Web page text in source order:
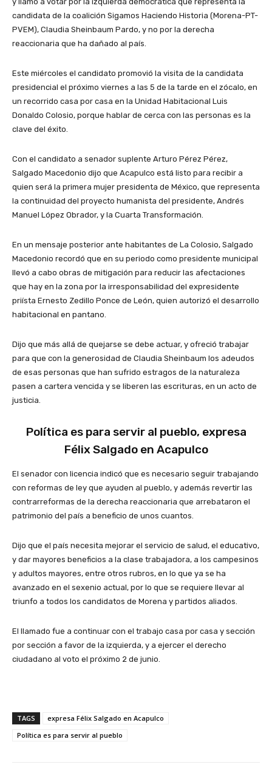
candidata de la coalición Sigamos Haciendo Historia (Morena-PT-
PVEM), Claudia Sheinbaum Pardo, y no por la derecha
reaccionaria que ha dañado al país.
Este miércoles el candidato promovió la visita de la candidata
presidencial el próximo viernes a las 5 de la tarde en el zócalo, en
un recorrido casa por casa en la Unidad Habitacional Luis
Donaldo Colosio, porque hablar de cerca con las personas es la
clave del éxito.
Con el candidato a senador suplente Arturo Pérez Pérez,
Salgado Macedonio dijo que Acapulco está listo para recibir a
quien será la primera mujer presidenta de México, que representa
la continuidad del proyecto humanista del presidente, Andrés
Manuel López Obrador, y la Cuarta Transformación.
En un mensaje posterior ante habitantes de La Colosio, Salgado
Macedonio recordó que en su periodo como presidente municipal
llevó a cabo obras de mitigación para reducir las afectaciones
que hay en la zona por la irresponsabilidad del expresidente
priísta Ernesto Zedillo Ponce de León, quien autorizó el desarrollo
habitacional en pantano.
Dijo que más allá de quejarse se debe actuar, y ofreció trabajar
para que con la generosidad de Claudia Sheinbaum los adeudos
de esas personas que han sufrido estragos de la naturaleza
pasen a cartera vencida y se liberen las escrituras, en un acto de
justicia.
Política es para servir al pueblo, expresa
Félix Salgado en Acapulco
El senador con licencia indicó que es necesario seguir trabajando
con reformas de ley que ayuden al pueblo, y además revertir las
contrarreformas de la derecha reaccionaria que arrebataron el
patrimonio del país a beneficio de unos cuantos.
Dijo que el país necesita mejorar el servicio de salud, el educativo,
y dar mayores beneficios a la clase trabajadora, a los campesinos
y adultos mayores, entre otros rubros, en lo que ya se ha
avanzado en el sexenio actual, por lo que se requiere llevar al
triunfo a todos los candidatos de Morena y partidos aliados.
El llamado fue a continuar con el trabajo casa por casa y sección
por sección a favor de la izquierda, y a ejercer el derecho
ciudadano al voto el próximo 2 de junio.
TAGS
expresa Félix Salgado en Acapulco
Política es para servir al pueblo